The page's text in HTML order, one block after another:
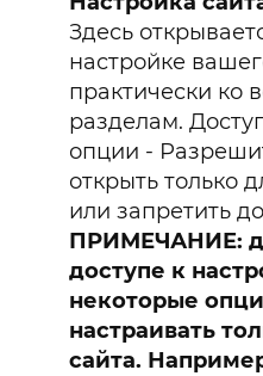
Здесь
настройке
практически ко
разделам.
опции -
открыть только
или запретить
ПРИМЕЧАНИЕ:
доступе к
некоторые
настраивать
сайта.